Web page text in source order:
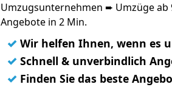
Umzugsunternehmen ➨ Umzüge ab
Angebote in 2 Min.
✓ Wir helfen Ihnen, wenn es
✓ Schnell & unverbindlich
✓ Finden Sie das beste